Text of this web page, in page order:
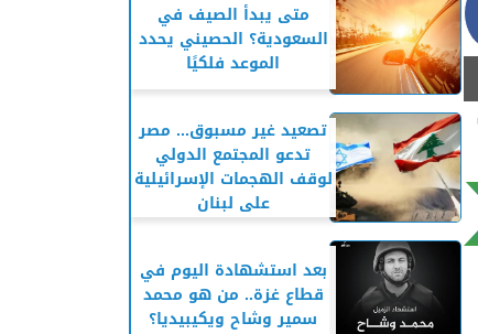
متى يبدأ الصيف في
السعودية؟ الحصيني يحدد
الموعد فلكيًا
تصعيد غير مسبوق... مصر
تدعو المجتمع الدولي
لوقف الهجمات الإسرائيلية
على لبنان
بعد استشهادة اليوم في
قطاع غزة.. من هو محمد
سمير وشاح ويكيبيديا؟